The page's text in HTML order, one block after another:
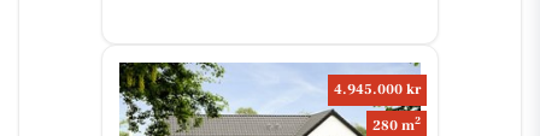
4.945.000 kr
280 m2